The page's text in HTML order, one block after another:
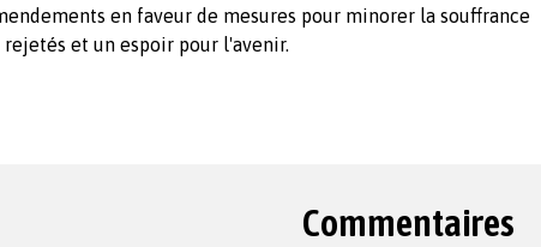
en faveur de mesures pour minorer la souffrance
et un espoir pour l'avenir.
Commentaires